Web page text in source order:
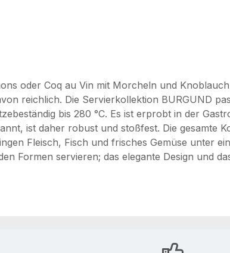
oder Coq au Vin mit Morcheln und
reichlich. Die Servierkollektion BURGUND
bis 280 °C. Es ist erprobt in der
ist daher robust und stoßfest. Die gesamte
Fleisch, Fisch und frisches Gemüse unter
Formen servieren; das elegante Design und